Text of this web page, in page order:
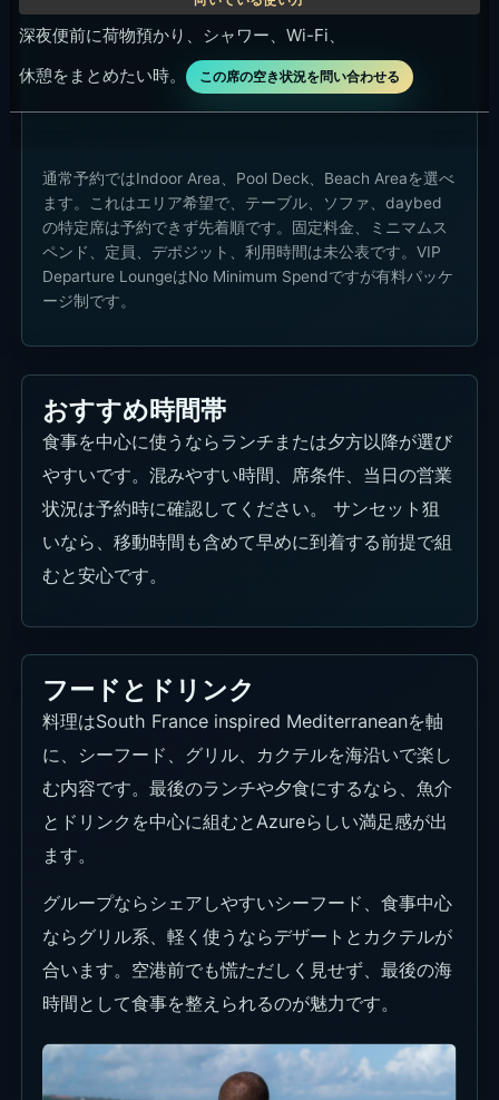
深夜便前に荷物預かり、シャワー、Wi-Fi、
休憩をまとめたい時。
この席の空き状況を問い合わせる
通常予約ではIndoor Area、Pool Deck、Beach Areaを選べ
ます。これはエリア希望で、テーブル、ソファ、daybed
の特定席は予約できず先着順です。固定料金、ミニマムス
ペンド、定員、デポジット、利用時間は未公表です。VIP
Departure LoungeはNo Minimum Spendですが有料パッケ
ージ制です。
おすすめ時間帯
食事を中心に使うならランチまたは夕方以降が選び
やすいです。混みやすい時間、席条件、当日の営業
状況は予約時に確認してください。 サンセット狙
いなら、移動時間も含めて早めに到着する前提で組
むと安心です。
フードとドリンク
料理はSouth France inspired Mediterraneanを軸
に、シーフード、グリル、カクテルを海沿いで楽し
む内容です。最後のランチや夕食にするなら、魚介
とドリンクを中心に組むとAzureらしい満足感が出
ます。
グループならシェアしやすいシーフード、食事中心
ならグリル系、軽く使うならデザートとカクテルが
合います。空港前でも慌ただしく見せず、最後の海
時間として食事を整えられるのが魅力です。